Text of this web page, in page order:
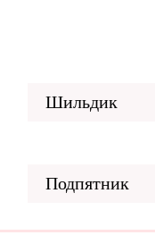
Шильдик
Подпятник